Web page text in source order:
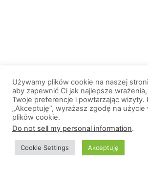
Używamy plików cookie na naszej
aby zapewnić Ci jak najlepsze
Twoje preferencje i powtarzając wizyty.
„Akceptuję”, wyrażasz zgodę na
plików cookie.
Do not sell my personal information.
Cookie Settings Akceptuję